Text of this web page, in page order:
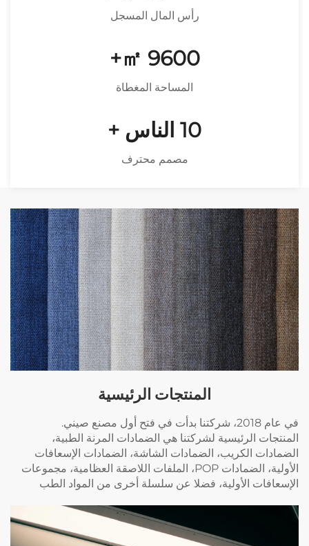
رأس المال المسجل
10000
㎡+
المساحة المغطاة
10 الناس +
مصمم محترف
المنتجات الرئيسية
في عام 2018، شركتنا بدأت في فتح أول مصنع صيني.
المنتجات الرئيسية لشركتنا هي الضمادات المرنة الطبية،
الضمادات الكريب، الضمادات الشاشة، الضمادات الإسعافات
الأولية، الضمادات POP، الملفات اللاصقة العظامية، مجموعات
الإسعافات الأولية، فضلا عن سلسلة أخرى من المواد الطب